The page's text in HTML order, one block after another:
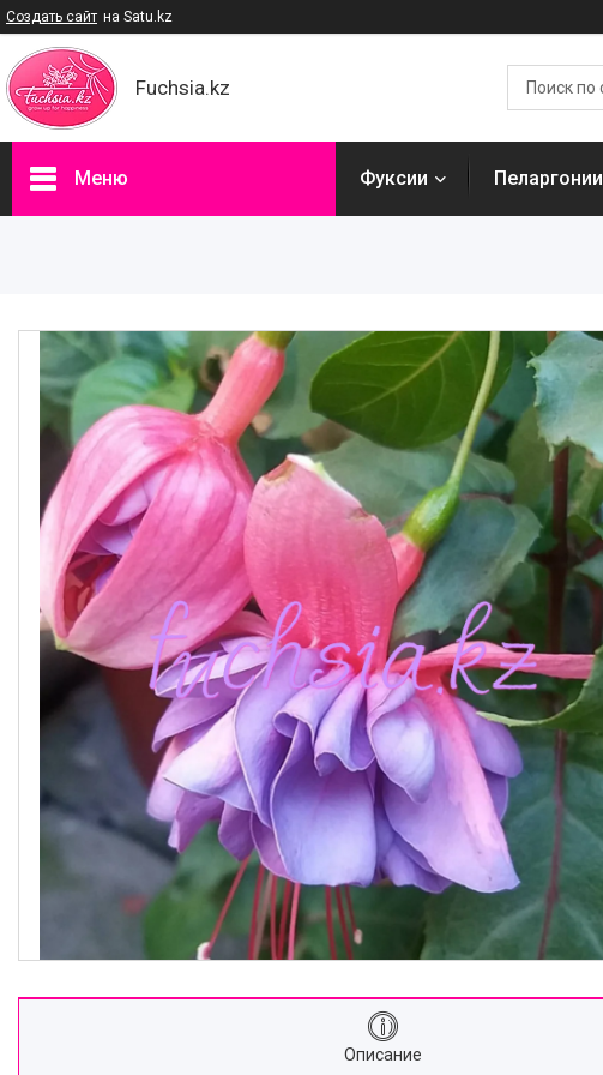
Создать сайт на Satu.kz
Fuchsia.kz
Меню Фуксии Пеларгонии
Описание